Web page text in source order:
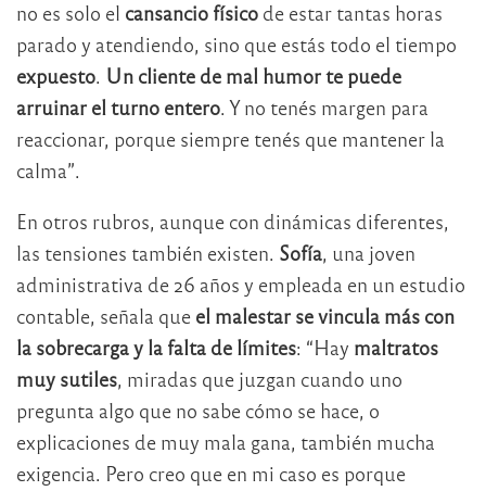
no es solo el cansancio físico de estar tantas horas
parado y atendiendo, sino que estás todo el tiempo
expuesto. Un cliente de mal humor te puede
arruinar el turno entero. Y no tenés margen para
reaccionar, porque siempre tenés que mantener la
calma”.
En otros rubros, aunque con dinámicas diferentes,
las tensiones también existen. Sofía, una joven
administrativa de 26 años y empleada en un estudio
contable, señala que el malestar se vincula más con
la sobrecarga y la falta de límites: “Hay maltratos
muy sutiles, miradas que juzgan cuando uno
pregunta algo que no sabe cómo se hace, o
explicaciones de muy mala gana, también mucha
exigencia. Pero creo que en mi caso es porque